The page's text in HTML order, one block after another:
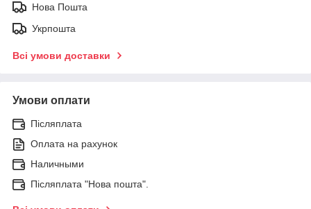
Нова Пошта
Укрпошта
Всі умови доставки
Умови оплати
Післяплата
Оплата на рахунок
Наличными
Післяплата "Нова пошта".